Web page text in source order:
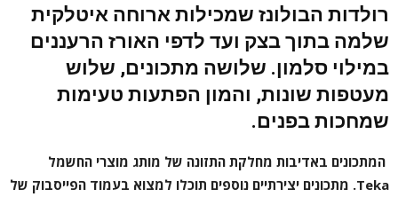
רולדות הבולונז שמכילות ארוחה איטלקית
שלמה בתוך בצק ועד לדפי האורז הרעננים
במילוי סלמון. שלושה מתכונים, שלוש
מעטפות שונות, והמון הפתעות טעימות
שמחכות בפנים.
המתכונים באדיבות מחלקת התזונה של מותג מוצרי החשמל
Teka. מתכונים יצירתיים נוספים תוכלו למצוא בעמוד הפייסבוק של